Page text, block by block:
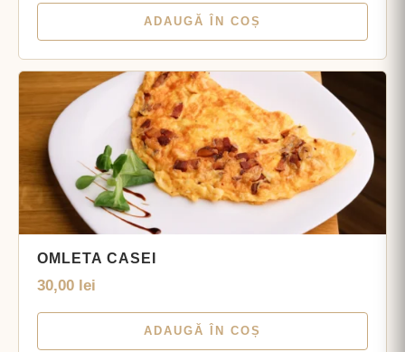
ADAUGĂ ÎN COȘ
OMLETA CASEI
30,00 lei
ADAUGĂ ÎN COȘ